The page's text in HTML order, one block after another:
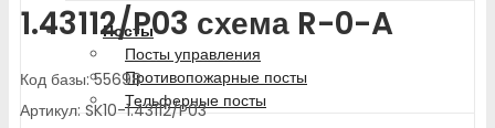
Посты
Посты управления
Противопожарные посты
Тельферные посты
1.43112/P03 схема R-0-A
Код базы: 55698
Артикул: SK10-1.43112/P03